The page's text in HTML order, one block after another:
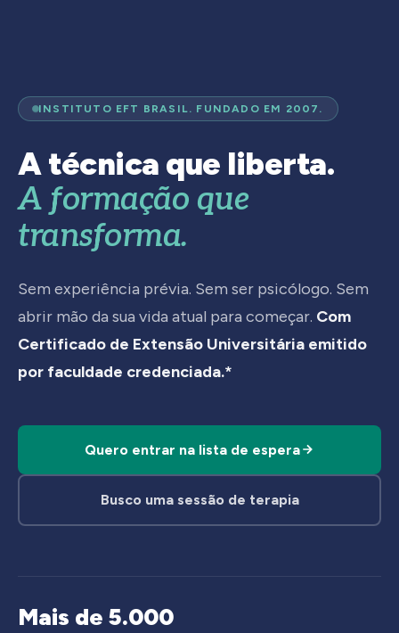
INSTITUTO EFT BRASIL. FUNDADO EM 2007.
A técnica que liberta.
A formação que
transforma.
Sem experiência prévia. Sem ser psicólogo. Sem
abrir mão da sua vida atual para começar. Com
Certificado de Extensão Universitária emitido
por faculdade credenciada.*
Quero entrar na lista de espera
Busco uma sessão de terapia
Mais de 5.000